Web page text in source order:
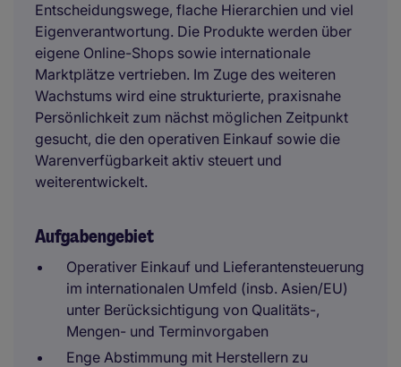
Entscheidungswege, flache Hierarchien und viel
Eigenverantwortung. Die Produkte werden über
eigene Online-Shops sowie internationale
Marktplätze vertrieben. Im Zuge des weiteren
Wachstums wird eine strukturierte, praxisnahe
Persönlichkeit zum nächst möglichen Zeitpunkt
gesucht, die den operativen Einkauf sowie die
Warenverfügbarkeit aktiv steuert und
weiterentwickelt.
Aufgabengebiet
Operativer Einkauf und Lieferantensteuerung
im internationalen Umfeld (insb. Asien/EU)
unter Berücksichtigung von Qualitäts-,
Mengen- und Terminvorgaben
Enge Abstimmung mit Herstellern zu